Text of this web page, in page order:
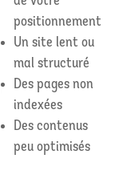
positionnement
Un site lent ou
mal structuré
Des pages non
indexées
Des contenus
peu optimisés